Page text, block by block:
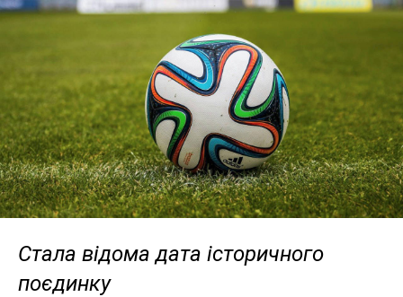
Стала відома дата історичного
поєдинку